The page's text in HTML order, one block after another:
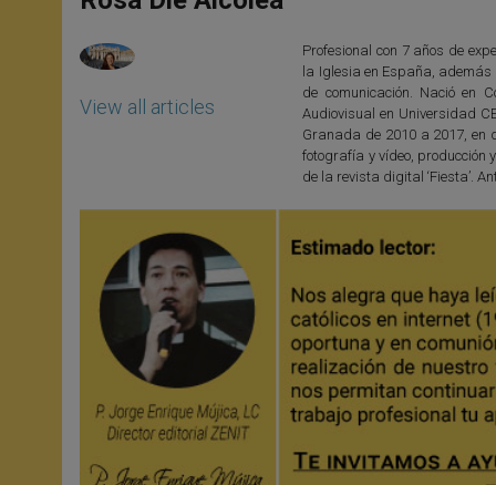
p e k
View all articles
Profesional con 7 años de
la Iglesia en España,
de comunicación. Nació en
Audiovisual en Universidad
Granada de 2010 a 2017, en
fotografía y vídeo, producción
de la revista digital ‘Fiesta’.